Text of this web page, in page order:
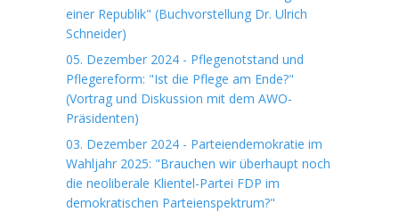
einer Republik" (Buchvorstellung Dr. Ulrich
Schneider)
05. Dezember 2024 - Pflegenotstand und
Pflegereform: "Ist die Pflege am Ende?"
(Vortrag und Diskussion mit dem AWO-
Präsidenten)
03. Dezember 2024 - Parteiendemokratie im
Wahljahr 2025: "Brauchen wir überhaupt noch
die neoliberale Klientel-Partei FDP im
demokratischen Parteienspektrum?"